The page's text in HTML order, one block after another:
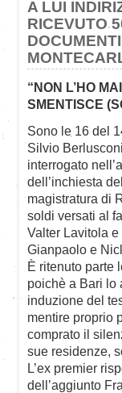
A LUI
RICEVUTO
“NON L’HO
SMENTISCE
Sono le 16 del
Silvio
interrogato
dell’inchiesta
magistratura di
soldi versati al
Valter Lavitola
Gianpaolo e
È ritenuto parte
poichè a Bari lo
induzione del
mentire proprio
comprato il
sue residenze,
L’ex premier
dell’aggiunto